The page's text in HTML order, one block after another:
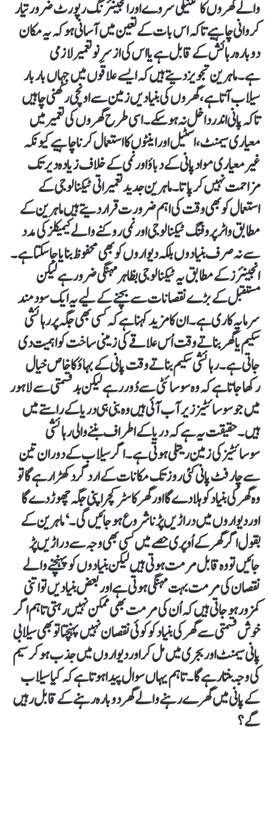
والے گھروں کا تکنیکی سروے اور انجینئرنگ رپورٹ ضرور تیار
کروانی چاہیے تاکہ اس بات کے تعین میں آسانی ہو کہ یہ مکان
دوبارہ رہائش کے قابل ہے یا اس کی از سرِ نو تعمیر لازمی
ہے۔ ماہرین تجویز دیتے ہیں کہ ایسے علاقوں میں جہاں بار بار
سیلاب آتا ہے، گھروں کی بنیادیں زمین سے اونچی رکھنی چاہیں
تاکہ پانی اندر داخل نہ ہو سکے۔ اسی طرح گھروں کی تعمیر میں
معیاری سیمنٹ، اسٹیل اور اینٹوں کا استعمال کرنا چاہیے کیونکہ
غیر معیاری مواد پانی کے دباؤ اور نمی کے خلاف زیادہ دیر تک
مزاحمت نہیں کر پاتا۔ ماہرین جدید تعمیراتی ٹیکنالوجی کے
استعمال کو بھی وقت کی اہم ضرورت قرار دیتے ہیں ماہرین کے
مطابق واٹر پروفنگ ٹیکنالوجی اور نمی روکنے والے کیمیکلز کی مدد
سے نہ صرف بنیادوں بلکہ دیواروں کو بھی محفوظ بنایا جا سکتا ہے۔
انجینئرز کے مطابق یہ ٹیکنالوجی بظاہر مہنگی ضرور ہے لیکن
مستقبل کے بڑے نقصانات سے بچنے کے لیے یہ ایک سودمند
سرمایہ کاری ہے۔ان کا مزید کہنا ہے کہ کسی بھی جگہ پر رہائشی
سکیم یا گھر بناتے وقت اُس علاقے کی زمینی ساخت کو اہمیت دی
جاتی ہے۔ رہائشی سکیم بناتے وقت پانی کے بہاؤ کا خاص خیال
رکھا جاتا ہے کہ وہ سوسائٹی سے دُور رہے لیکن بدقسمتی سے لاہور
میں جو سوسائٹیز زیر آب آئی ہیں وہ بنی ہی دریا کے راستے میں
ہیں۔ حقیقت یہ ہے کہ دریا کے اطراف بننے والی رہائشی
سوسائٹیز کی زمین ریتلی ہوتی ہے۔ اگر سیلاب کے دوران تین
سے چار فٹ پانی کئی روز تک مکانات کے ارد گرد کھڑا رہے گا تو
وہ گھر کی بنیاد کو ہلادے گا اور گھر کا سٹرکچر اپنی جگہ چھوڑ دے گا
اور دیواروں میں دراڑیں پڑنا شروع ہو جائیں گی۔‘ماہرین کے
بقول اگر گھر کے اُوپری حصے میں کسی بھی وجہ سے دراڑیں پڑ
جائیں تو وہ قابل مرمت ہوتی ہیں لیکن بنیادوں کو پہنچنے والے
نقصان کی مرمت بہت مہنگی ہوتی ہے اور بعض بنیادیں تو اتنی
کمزور ہو جاتی ہیں کہ اُن کی مرمت بھی ممکن نہیں رہتی تاہم اگر
خوش قسمتی سے گھر کی بنیاد کو کوئی نقصان نہیں پہنچتا تو بھی سیلابی
پانی سیمنٹ اور بجری میں مل کر اور دیواروں میں جذب ہو کر سیم
کی وجہ بنتا رہے گا۔ تاہم یہاں سوال پیدا ہوتا ہے کہ کیا سیلاب
کے پانی میں گھرے رہنے والے گھر دوبارہ رہنے کے قابل رہیں
گے؟